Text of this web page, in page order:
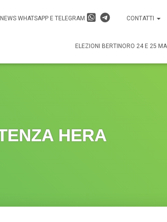
NEWS WHATSAPP E TELEGRAM CONTATTI
ELEZIONI BERTINORO 24 E 25
HERA